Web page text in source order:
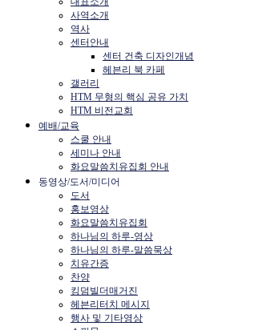
사역소개
역사
센터안내
센터 건축 디자인개념
헤븐리 북 카페
갤러리
HTM 무형의 핵심 공유 가치
HTM 비전교회
예배/교육
스쿨 안내
세미나 안내
화요말씀치유집회 안내
동영상/도서/미디어
도서
홍보영상
화요말씀치유집회
하나님의 하루-영상
하나님의 하루-말씀묵상
치유간증
찬양
킹덤빌더매거진
헤븐리터치 메시지
행사 및 기타영상